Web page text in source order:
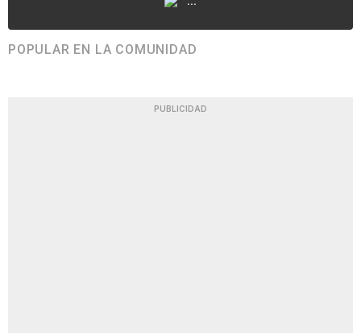
POPULAR EN LA COMUNIDAD
PUBLICIDAD